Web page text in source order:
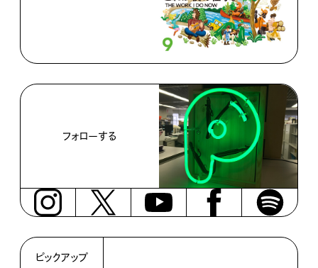
フォローする
ピックアップ